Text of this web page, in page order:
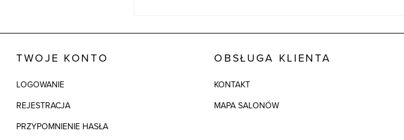
TWOJE KONTO
LOGOWANIE
REJESTRACJA
PRZYPOMNIENIE HASŁA
OBSŁUGA KLIENTA
KONTAKT
MAPA SALONÓW